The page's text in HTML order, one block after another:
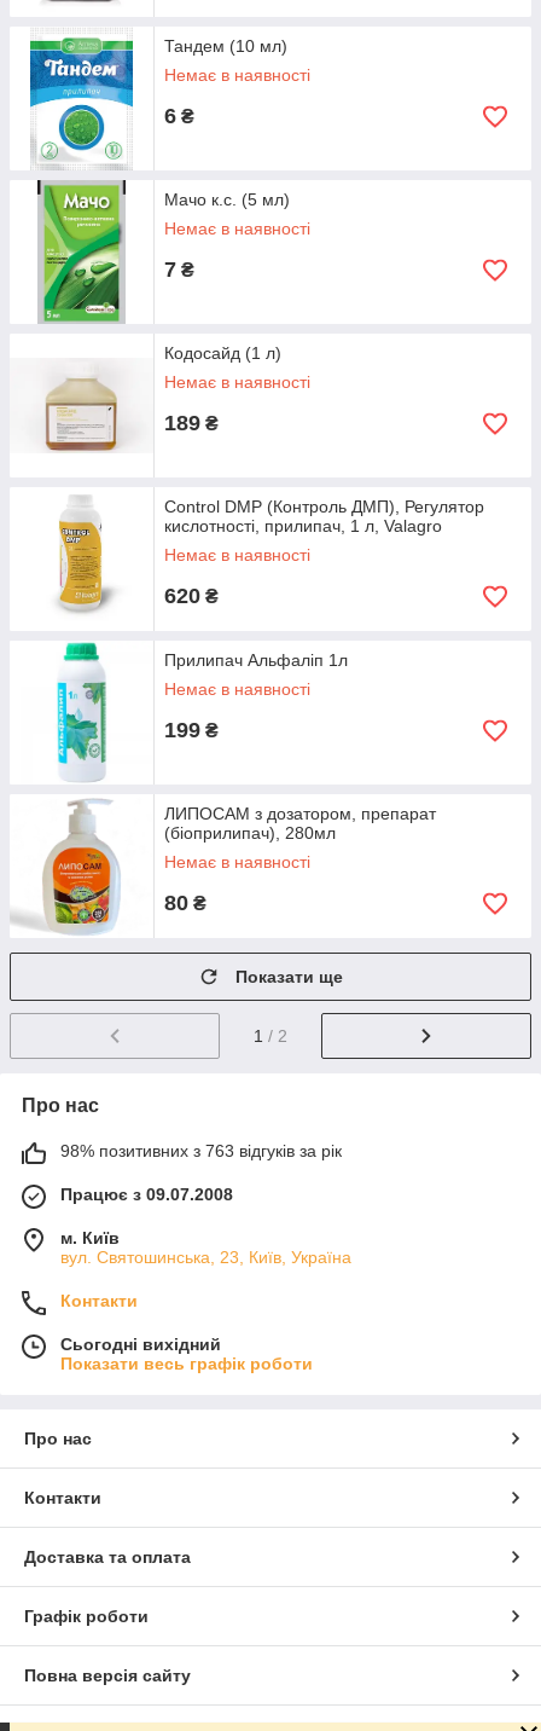
Тандем (10 мл)
Немає в наявності
6 ₴
Мачо к.с. (5 мл)
Немає в наявності
7 ₴
Кодосайд (1 л)
Немає в наявності
189 ₴
Control DMP (Контроль ДМП), Регулятор
кислотності, прилипач, 1 л, Valagro
Немає в наявності
620 ₴
Прилипач Альфаліп 1л
Немає в наявності
199 ₴
ЛИПОСАМ з дозатором, препарат
(біоприлипач), 280мл
Немає в наявності
80 ₴
Показати ще
1 / 2
Про нас
98% позитивних з 763 відгуків за рік
Працює з 09.07.2008
м. Київ
вул. Святошинська, 23, Київ, Україна
Контакти
Сьогодні вихідний
Показати весь графік роботи
Про нас
Контакти
Доставка та оплата
Графік роботи
Повна версія сайту